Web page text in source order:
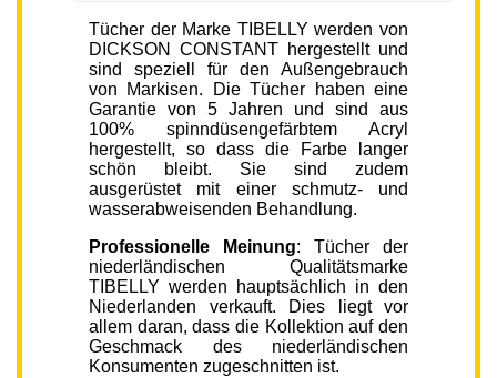
Tücher der Marke TIBELLY werden von
DICKSON CONSTANT hergestellt und
sind speziell für den Außengebrauch
von Markisen. Die Tücher haben eine
Garantie von 5 Jahren und sind aus
100% spinndüsengefärbtem Acryl
hergestellt, so dass die Farbe langer
schön bleibt. Sie sind zudem
ausgerüstet mit einer schmutz- und
wasserabweisenden Behandlung.
Professionelle Meinung: Tücher der
niederländischen Qualitätsmarke
TIBELLY werden hauptsächlich in den
Niederlanden verkauft. Dies liegt vor
allem daran, dass die Kollektion auf den
Geschmack des niederländischen
Konsumenten zugeschnitten ist.